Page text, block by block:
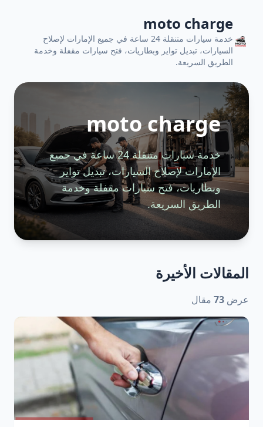
moto charge
خدمة سيارات متنقلة 24 ساعة في جميع الإمارات لإصلاح
السيارات، تبديل تواير وبطاريات، فتح سيارات مقفلة وخدمة
الطريق السريعة.
moto charge
خدمة سيارات متنقلة 24 ساعة في جميع
الإمارات لإصلاح السيارات، تبديل تواير
وبطاريات، فتح سيارات مقفلة وخدمة
الطريق السريعة.
المقالات الأخيرة
عرض 73 مقال